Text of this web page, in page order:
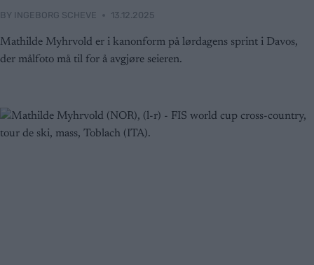
BY INGEBORG SCHEVE 13.12.2025
Mathilde Myhrvold er i kanonform på lørdagens sprint i Davos,
der målfoto må til for å avgjøre seieren.